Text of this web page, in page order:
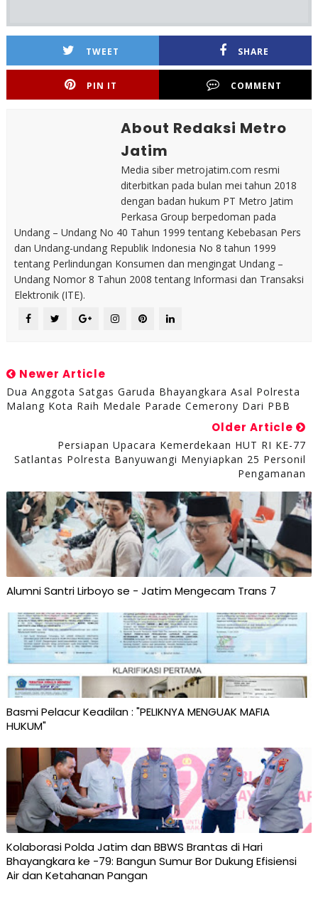
TWEET SHARE
PIN IT COMMENT
About Redaksi Metro
Jatim
Media siber metrojatim.com resmi
diterbitkan pada bulan mei tahun 2018
dengan badan hukum PT Metro Jatim
Perkasa Group berpedoman pada
Undang – Undang No 40 Tahun 1999 tentang Kebebasan Pers
dan Undang-undang Republik Indonesia No 8 tahun 1999
tentang Perlindungan Konsumen dan mengingat Undang –
Undang Nomor 8 Tahun 2008 tentang Informasi dan Transaksi
Elektronik (ITE).
Newer Article
Dua Anggota Satgas Garuda Bhayangkara Asal Polresta
Malang Kota Raih Medale Parade Cemerony Dari PBB
Older Article
Persiapan Upacara Kemerdekaan HUT RI KE-77
Satlantas Polresta Banyuwangi Menyiapkan 25 Personil
Pengamanan
Alumni Santri Lirboyo se - Jatim Mengecam Trans 7
Basmi Pelacur Keadilan : "PELIKNYA MENGUAK MAFIA
HUKUM"
Kolaborasi Polda Jatim dan BBWS Brantas di Hari
Bhayangkara ke -79: Bangun Sumur Bor Dukung Efisiensi
Air dan Ketahanan Pangan